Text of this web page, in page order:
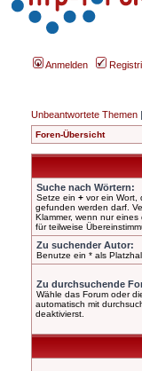
Anmelden
Unbeantwortete Themen |
Foren-Übersicht
Suche nach Wörtern:
Setze ein + vor ein Wort,
gefunden werden darf.
Klammer, wenn nur
für teilweise
Zu suchender Autor:
Benutze ein * als
Zu durchsuchende
Wähle das Forum oder
automatisch mit
deaktivierst.